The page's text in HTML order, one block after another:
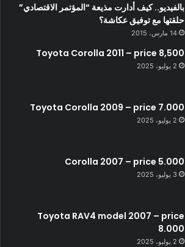
بالفيديو.. كيف أدارت مذيعة “المؤتمر الاقتصادي”
حلقتها مع توفيق عكاشة؟
14 مارس، 2015
Toyota Corolla 2011 – price 8,500
2 يوليو، 2025
Toyota Corolla 2009 – price 7.000
2 يوليو، 2025
Corolla 2007 – price 5.000
3 يوليو، 2025
Toyota RAV4 model 2007 – price
8.000
2 يوليو، 2025